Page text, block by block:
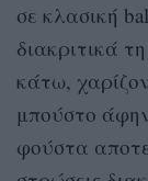
σε κλασική
διακριτικά
κάτω,
μπούστο
φούστα